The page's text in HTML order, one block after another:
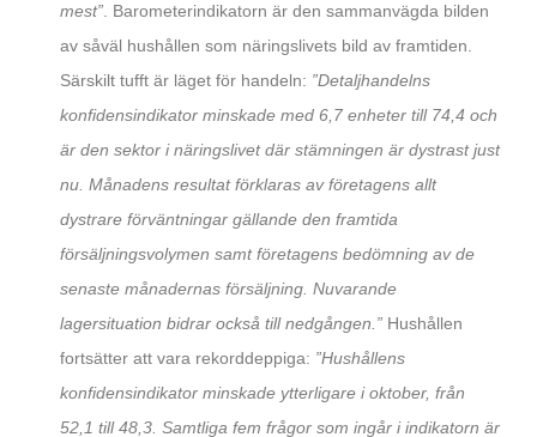
mest” . Barometerindikatorn är den sammanvägda bilden
av såväl hushållen som näringslivets bild av framtiden.
Särskilt tufft är läget för handeln: ”Detaljhandelns
konfidensindikator minskade med 6,7 enheter till 74,4 och
är den sektor i näringslivet där stämningen är dystrast just
nu. Månadens resultat förklaras av företagens allt
dystrare förväntningar gällande den framtida
försäljningsvolymen samt företagens bedömning av de
senaste månadernas försäljning. Nuvarande
lagersituation bidrar också till nedgången.” Hushållen
fortsätter att vara rekorddeppiga: ”Hushållens
konfidensindikator minskade ytterligare i oktober, från
52,1 till 48,3. Samtliga fem frågor som ingår i indikatorn är